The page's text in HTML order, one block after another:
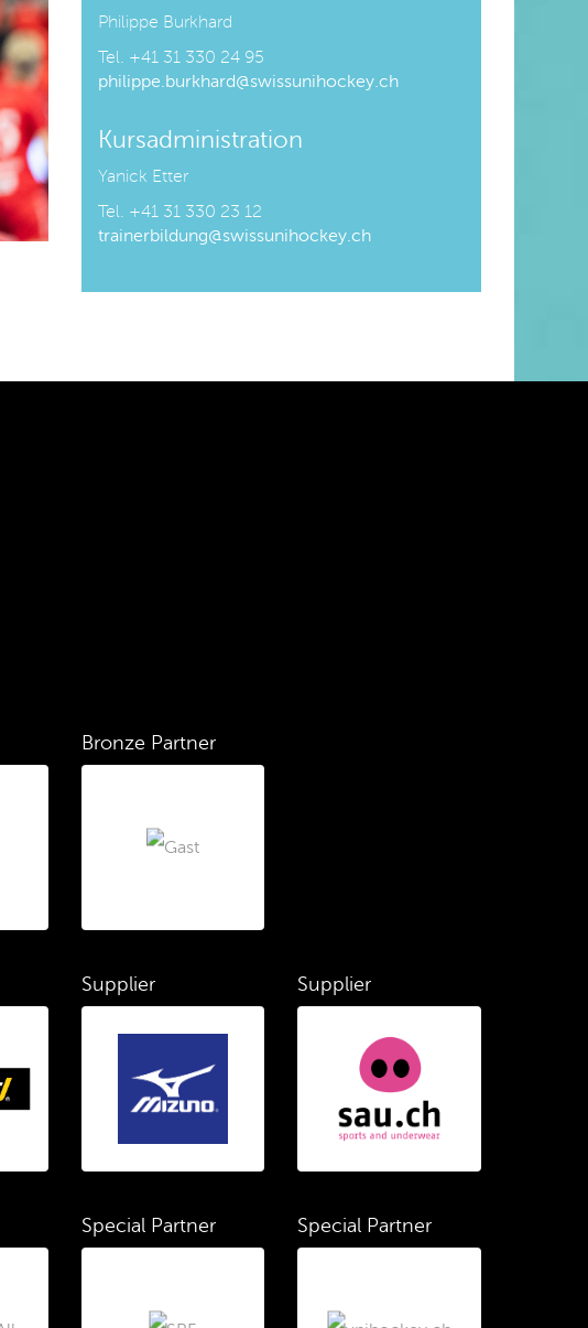
Philippe Burkhard
Tel. +41 31 330 24 95
philippe.burkhard@swissunihockey.ch
Kursadministration
Yanick Etter
Tel. +41 31 330 23 12
trainerbildung@swissunihockey.ch
Bronze Partner
Supplier Supplier
Special Partner Special Partner